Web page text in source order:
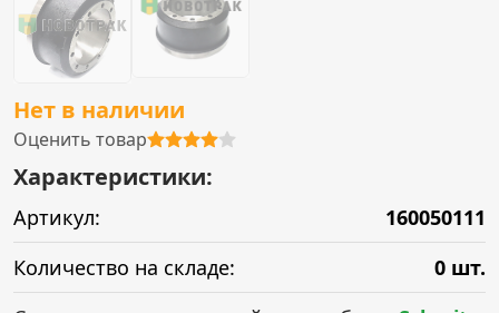
Нет в наличии
Оценить товар
Характеристики:
Артикул:
160050111
Количество на складе:
0 шт.